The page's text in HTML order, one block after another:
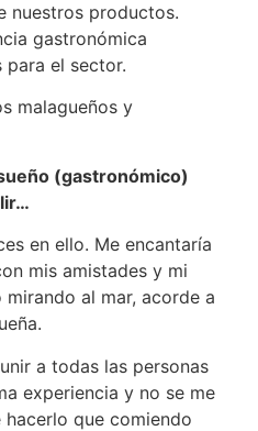
nuestros productos.
gastronómica
el sector.
malagueños y
(gastronómico)
en ello. Me encantaría
mis amistades y mi
al mar, acorde a
a todas las personas
experiencia y no se me
que comiendo